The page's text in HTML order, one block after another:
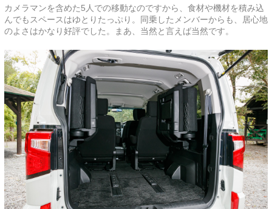
カメラマンを含めた5人での移動なのですから、食材や機材を積み込
んでもスペースはゆとりたっぷり。同乗したメンバーからも、居心地
のよさはかなり好評でした。まあ、当然と言えば当然です。